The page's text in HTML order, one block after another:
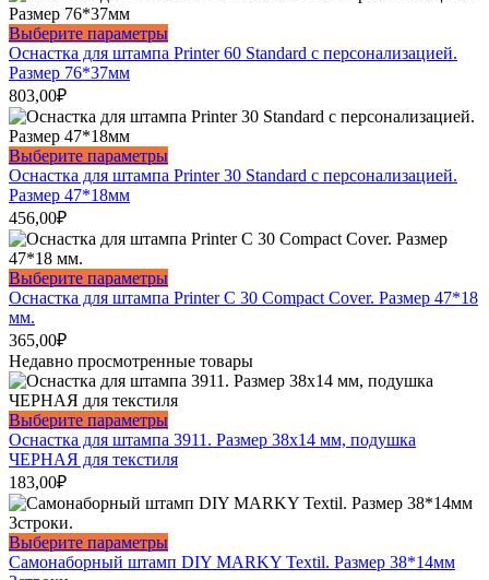
Опции
можно
выбрать
странице
товара.
Выберите параметрыЭтот
товар
вариаций.
можно
выбрать
на
товара.
Оснастка для штампа Printer 60 Standard c персонализацией.
Размер 76*37мм
803,00₽
Выберите параметрыЭтот
товар
вариаций.
можно
выбрать
на
Оснастка для штампа Printer 30 Standard c персонализацией.
Размер 47*18мм
456,00₽
Выберите параметрыЭтот
товар
вариаций.
Опции
можно
выбрать
на
странице
товара.
Оснастка для штампа Printer С 30 Compact Cover. Размер 47*18
мм.
365,00₽
Недавно просмотренные товары
Выберите параметрыЭтот
товар
имеет
вариаций.
можно
выбрать
Оснастка для штампа 3911. Размер 38х14 мм, подушка
ЧЕРНАЯ для текстиля
183,00₽
Выберите параметрыЭтот
товар
Самонаборный штамп DIY MARKY Textil. Размер 38*14мм